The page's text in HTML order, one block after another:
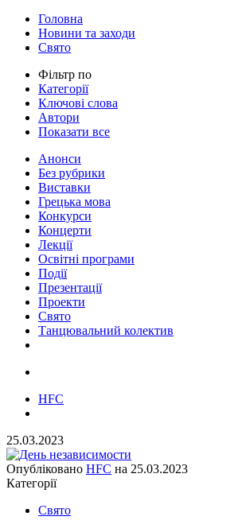
Головна
Новини та заходи
Свято
Фільтр по
Категорії
Ключові слова
Автори
Показати все
Анонси
Без рубрики
Виставки
Грецька мова
Конкурси
Концерти
Лекції
Освітні програми
Події
Презентації
Проекти
Свято
Танцювальний колектив
HFC
25.03.2023
Опубліковано HFC на 25.03.2023
Категорії
Свято